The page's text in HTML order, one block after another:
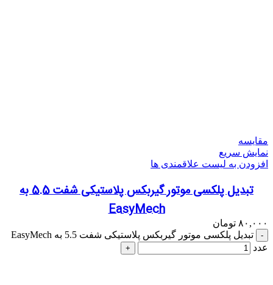
مقایسه
نمایش سریع
افزودن به لیست علاقمندی ها
تبدیل پلکسی موتور گیربکس پلاستیکی شفت 5.5 به
EasyMech
۸۰,۰۰۰ تومان
تبدیل پلکسی موتور گیربکس پلاستیکی شفت 5.5 به EasyMech
عدد